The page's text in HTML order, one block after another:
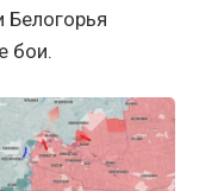
Белогорья
бои.